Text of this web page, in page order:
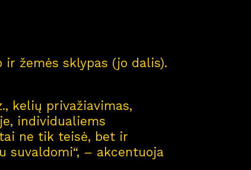
žemės sklypas (jo dalis).
kelių privažiavimas,
individualiems
ne tik teisė, bet ir
suvaldomi“, – akcentuoja